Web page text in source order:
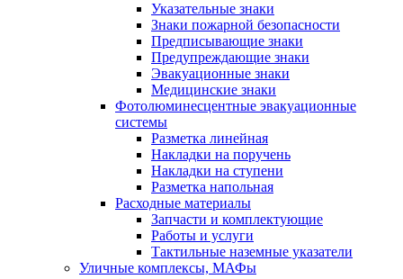
Указательные знаки
Знаки пожарной безопасности
Предписывающие знаки
Предупреждающие знаки
Эвакуационные знаки
Медицинские знаки
Фотолюминесцентные эвакуационные
системы
Разметка линейная
Накладки на поручень
Накладки на ступени
Разметка напольная
Расходные материалы
Запчасти и комплектующие
Работы и услуги
Тактильные наземные указатели
Уличные комплексы, МАФы